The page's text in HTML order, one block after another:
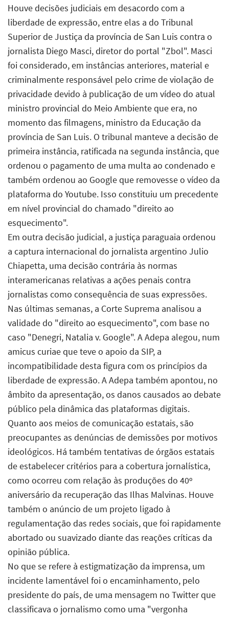
Houve decisões judiciais em desacordo com a
liberdade de expressão, entre elas a do Tribunal
Superior de Justiça da província de San Luis contra o
jornalista Diego Masci, diretor do portal "Zbol". Masci
foi considerado, em instâncias anteriores, material e
criminalmente responsável pelo crime de violação de
privacidade devido à publicação de um vídeo do atual
ministro provincial do Meio Ambiente que era, no
momento das filmagens, ministro da Educação da
província de San Luis. O tribunal manteve a decisão de
primeira instância, ratificada na segunda instância, que
ordenou o pagamento de uma multa ao condenado e
também ordenou ao Google que removesse o vídeo da
plataforma do Youtube. Isso constituiu um precedente
em nível provincial do chamado "direito ao
esquecimento".
Em outra decisão judicial, a justiça paraguaia ordenou
a captura internacional do jornalista argentino Julio
Chiapetta, uma decisão contrária às normas
interamericanas relativas a ações penais contra
jornalistas como consequência de suas expressões.
Nas últimas semanas, a Corte Suprema analisou a
validade do "direito ao esquecimento", com base no
caso "Denegri, Natalia v. Google". A Adepa alegou, num
amicus curiae que teve o apoio da SIP, a
incompatibilidade desta figura com os princípios da
liberdade de expressão. A Adepa também apontou, no
âmbito da apresentação, os danos causados ao debate
público pela dinâmica das plataformas digitais.
Quanto aos meios de comunicação estatais, são
preocupantes as denúncias de demissões por motivos
ideológicos. Há também tentativas de órgãos estatais
de estabelecer critérios para a cobertura jornalística,
como ocorreu com relação às produções do 40º
aniversário da recuperação das Ilhas Malvinas. Houve
também o anúncio de um projeto ligado à
regulamentação das redes sociais, que foi rapidamente
abortado ou suavizado diante das reações críticas da
opinião pública.
No que se refere à estigmatização da imprensa, um
incidente lamentável foi o encaminhamento, pelo
presidente do país, de uma mensagem no Twitter que
classificava o jornalismo como uma "vergonha